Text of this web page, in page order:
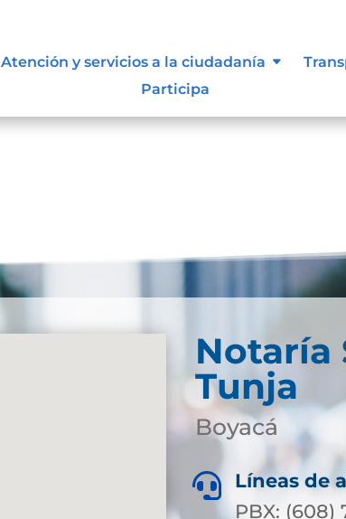
Atención y servicios a la ciudadanía
Participa
Notaría
Tunja
Boyacá

Líneas de
PBX: (608)